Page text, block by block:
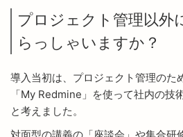
プロジェクト管理以外
らっしゃいますか？
導入当初は、プロジェクト管理のた
「My Redmine」を使って社内の技
と考えました。